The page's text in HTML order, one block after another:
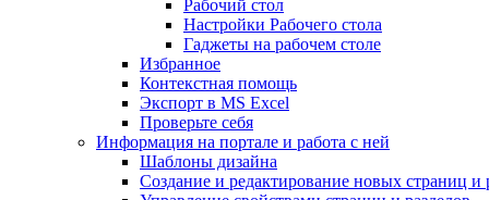
Рабочий стол
Настройки Рабочего стола
Гаджеты на рабочем столе
Избранное
Контекстная помощь
Экспорт в MS Excel
Проверьте себя
Информация на портале и работа с ней
Шаблоны дизайна
Создание и редактирование новых страниц и